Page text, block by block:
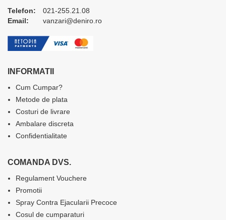
Telefon:
021-255.21.08
Email:
vanzari@deniro.ro
INFORMATII
Cum Cumpar?
Metode de plata
Costuri de livrare
Ambalare discreta
Confidentialitate
COMANDA DVS.
Regulament Vouchere
Promotii
Spray Contra Ejacularii Precoce
Cosul de cumparaturi